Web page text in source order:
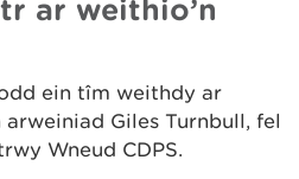
ar weithio’n
ein tîm weithdy ar
arweiniad Giles Turnbull, fel
Wneud CDPS.